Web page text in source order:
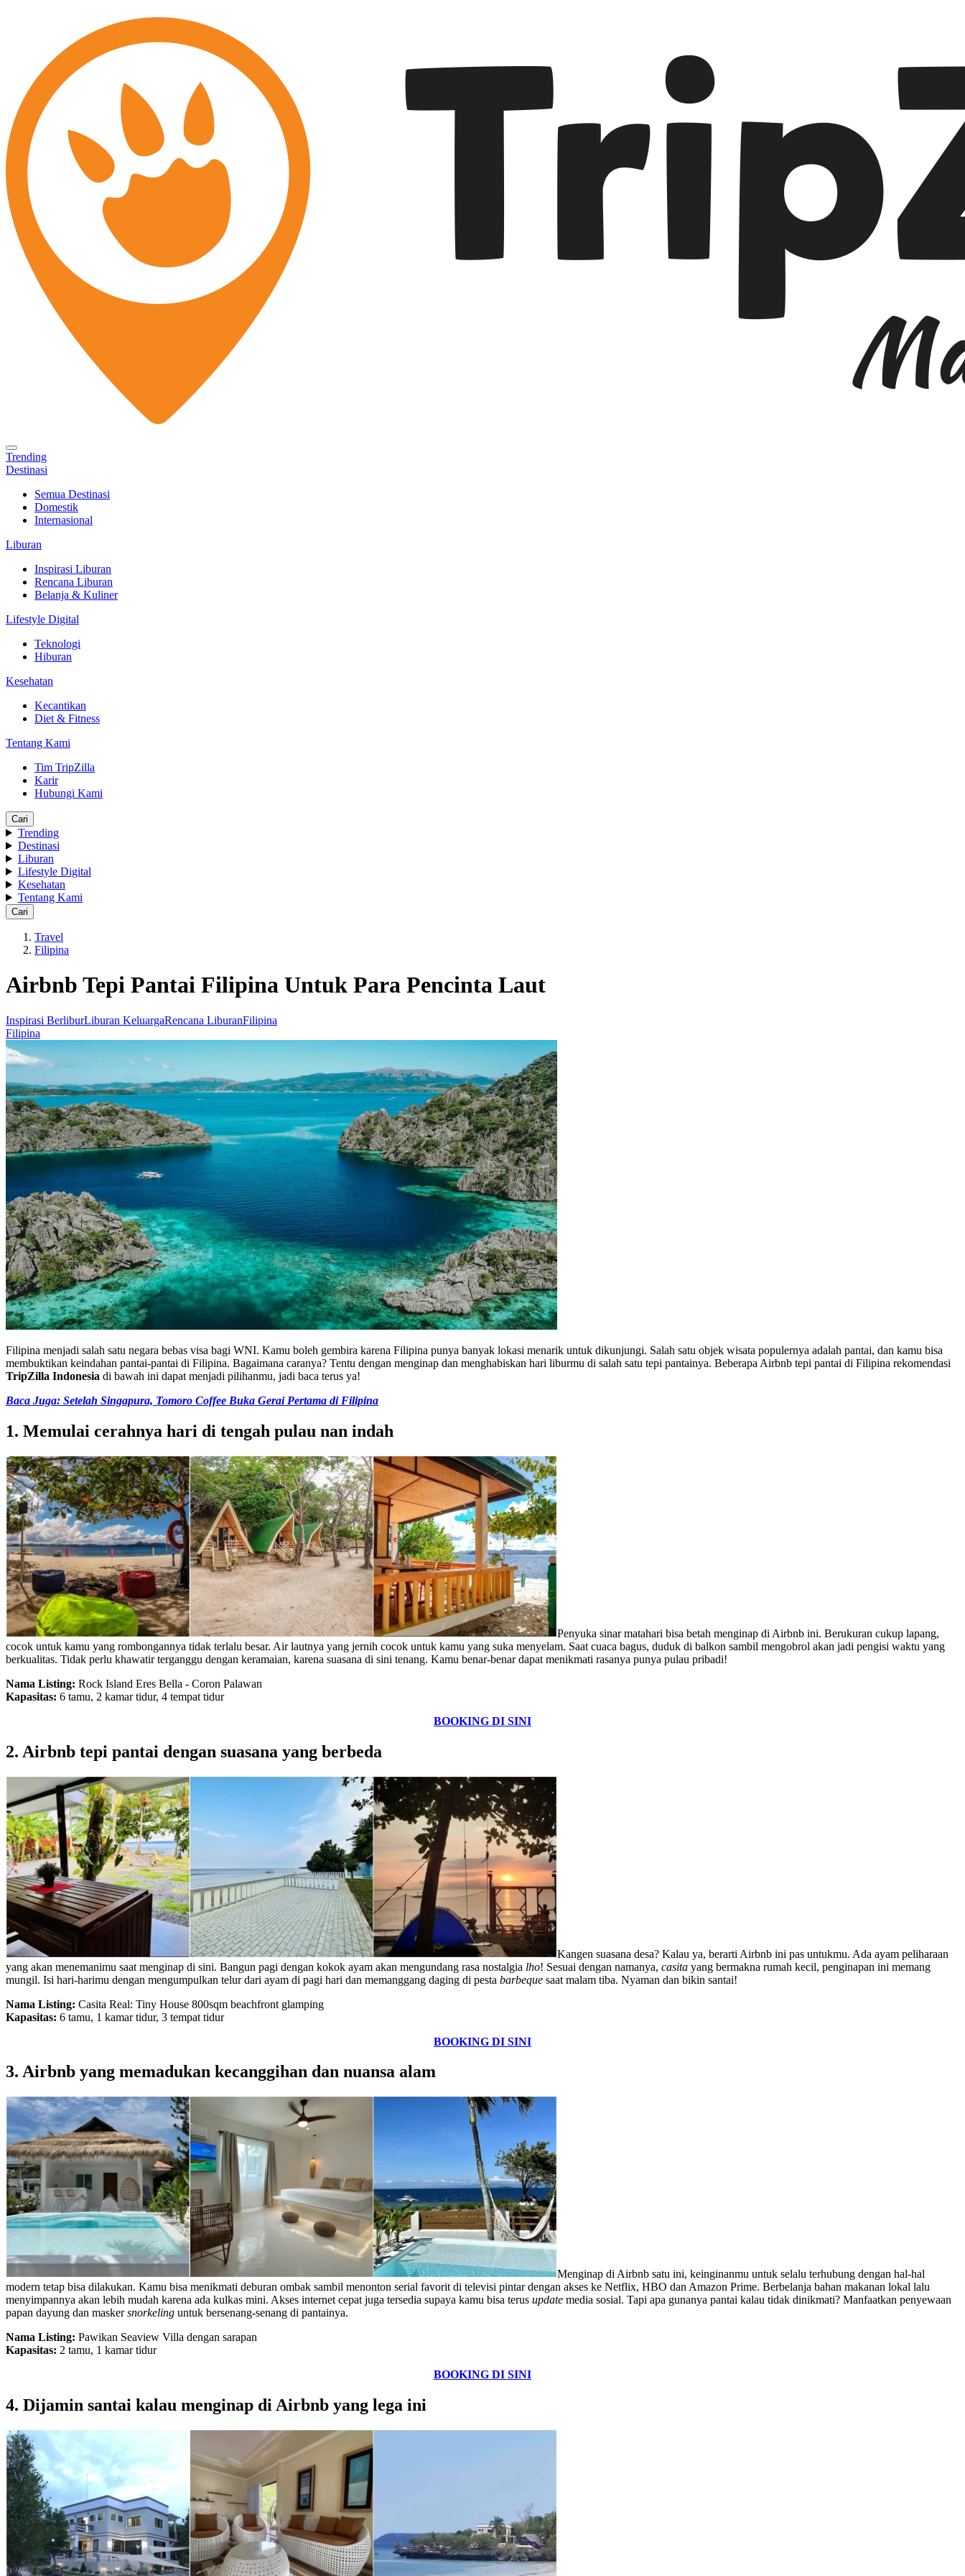
Trending
Destinasi
Semua Destinasi
Domestik
Internasional
Liburan
Inspirasi Liburan
Rencana Liburan
Belanja & Kuliner
Lifestyle Digital
Teknologi
Hiburan
Kesehatan
Kecantikan
Diet & Fitness
Tentang Kami
Tim TripZilla
Karir
Hubungi Kami
Cari
Trending
Destinasi
Liburan
Lifestyle Digital
Kesehatan
Tentang Kami
Cari
Travel
Filipina
Airbnb Tepi Pantai Filipina Untuk Para Pencinta Laut
Inspirasi BerliburLiburan KeluargaRencana LiburanFilipina
Filipina
Filipina menjadi salah satu negara bebas visa bagi WNI. Kamu boleh gembira karena Filipina punya banyak lokasi menarik untuk dikunjungi. Salah satu objek wisata populernya adalah pantai, dan kamu bisa
membuktikan keindahan pantai-pantai di Filipina. Bagaimana caranya? Tentu dengan menginap dan menghabiskan hari liburmu di salah satu tepi pantainya. Beberapa Airbnb tepi pantai di Filipina rekomendasi
TripZilla Indonesia di bawah ini dapat menjadi pilihanmu, jadi baca terus ya!
Baca Juga: Setelah Singapura, Tomoro Coffee Buka Gerai Pertama di Filipina
1. Memulai cerahnya hari di tengah pulau nan indah
Penyuka sinar matahari bisa betah menginap di Airbnb ini. Berukuran cukup lapang,
cocok untuk kamu yang rombongannya tidak terlalu besar. Air lautnya yang jernih cocok untuk kamu yang suka menyelam. Saat cuaca bagus, duduk di balkon sambil mengobrol akan jadi pengisi waktu yang
berkualitas. Tidak perlu khawatir terganggu dengan keramaian, karena suasana di sini tenang. Kamu benar-benar dapat menikmati rasanya punya pulau pribadi!
Nama Listing: Rock Island Eres Bella - Coron Palawan
Kapasitas: 6 tamu, 2 kamar tidur, 4 tempat tidur
BOOKING DI SINI
2. Airbnb tepi pantai dengan suasana yang berbeda
Kangen suasana desa? Kalau ya, berarti Airbnb ini pas untukmu. Ada ayam peliharaan
yang akan menemanimu saat menginap di sini. Bangun pagi dengan kokok ayam akan mengundang rasa nostalgia lho! Sesuai dengan namanya, casita yang bermakna rumah kecil, penginapan ini memang
mungil. Isi hari-harimu dengan mengumpulkan telur dari ayam di pagi hari dan memanggang daging di pesta barbeque saat malam tiba. Nyaman dan bikin santai!
Nama Listing: Casita Real: Tiny House 800sqm beachfront glamping
Kapasitas: 6 tamu, 1 kamar tidur, 3 tempat tidur
BOOKING DI SINI
3. Airbnb yang memadukan kecanggihan dan nuansa alam
Menginap di Airbnb satu ini, keinginanmu untuk selalu terhubung dengan hal-hal
modern tetap bisa dilakukan. Kamu bisa menikmati deburan ombak sambil menonton serial favorit di televisi pintar dengan akses ke Netflix, HBO dan Amazon Prime. Berbelanja bahan makanan lokal lalu
menyimpannya akan lebih mudah karena ada kulkas mini. Akses internet cepat juga tersedia supaya kamu bisa terus update media sosial. Tapi apa gunanya pantai kalau tidak dinikmati? Manfaatkan penyewaan
papan dayung dan maskersnorkeling untuk bersenang-senang di pantainya.
Nama Listing: Pawikan Seaview Villa dengan sarapan
Kapasitas: 2 tamu, 1 kamar tidur
BOOKING DI SINI
4. Dijamin santai kalau menginap di Airbnb yang lega ini